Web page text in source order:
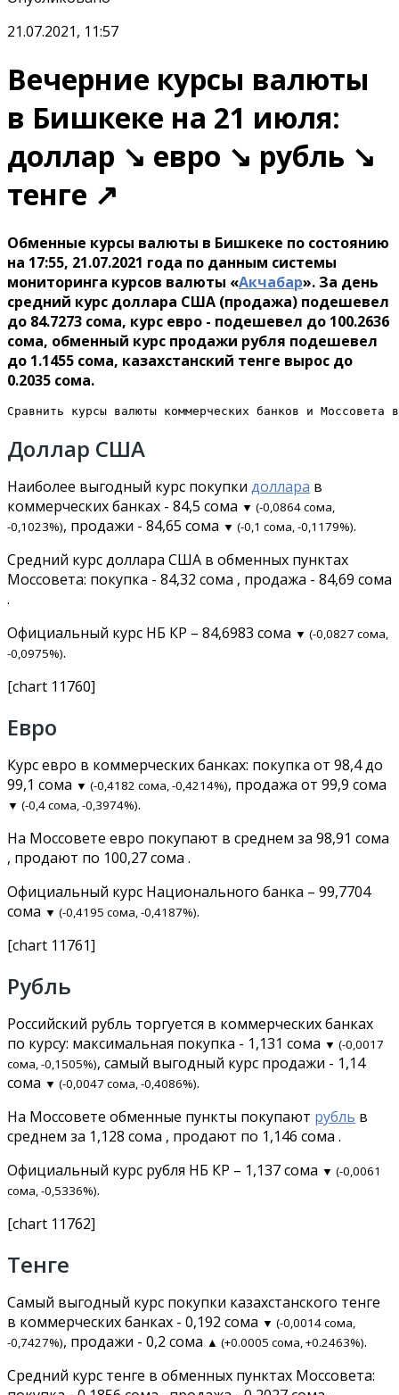
21.07.2021, 11:57
Вечерние курсы валюты
в Бишкеке на 21 июля:
доллар ↘ евро ↘ рубль ↘
тенге ↗
Обменные курсы валюты в Бишкеке по состоянию
на 17:55, 21.07.2021 года по данным системы
мониторинга курсов валюты «Акчабар». За день
средний курс доллара США (продажа) подешевел
до 84.7273 сома, курс евро - подешевел до 100.2636
сома, обменный курс продажи рубля подешевел
до 1.1455 сома, казахстанский тенге вырос до
0.2035 сома.
Сравнить курсы валюты коммерческих банков и Моссовета
Доллар США
Наиболее выгодный курс покупки доллара в
коммерческих банках - 84,5 сома ▼ (-0,0864 сома,
-0,1023%), продажи - 84,65 сома ▼ (-0,1 сома, -0,1179%).
Средний курс доллара США в обменных пунктах
Моссовета: покупка - 84,32 сома , продажа - 84,69 сома
.
Официальный курс НБ КР – 84,6983 сома ▼ (-0,0827 сома,
-0,0975%).
[chart 11760]
Евро
Курс евро в коммерческих банках: покупка от 98,4 до
99,1 сома ▼ (-0,4182 сома, -0,4214%), продажа от 99,9 сома
▼ (-0,4 сома, -0,3974%).
На Моссовете евро покупают в среднем за 98,91 сома
, продают по 100,27 сома .
Официальный курс Национального банка – 99,7704
сома ▼ (-0,4195 сома, -0,4187%).
[chart 11761]
Рубль
Российский рубль торгуется в коммерческих банках
по курсу: максимальная покупка - 1,131 сома ▼ (-0,0017
сома, -0,1505%), самый выгодный курс продажи - 1,14
сома ▼ (-0,0047 сома, -0,4086%).
На Моссовете обменные пункты покупают рубль в
среднем за 1,128 сома , продают по 1,146 сома .
Официальный курс рубля НБ КР – 1,137 сома ▼ (-0,0061
сома, -0,5336%).
[chart 11762]
Тенге
Самый выгодный курс покупки казахстанского тенге
в коммерческих банках - 0,192 сома ▼ (-0,0014 сома,
-0,7427%), продажи - 0,2 сома ▲ (+0.0005 сома, +0.2463%).
Средний курс тенге в обменных пунктах Моссовета: